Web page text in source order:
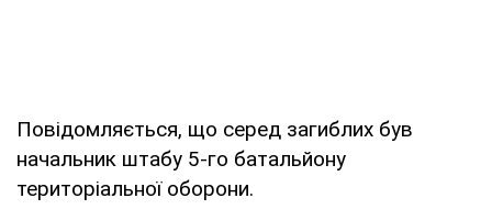
Повідомляється, що серед загиблих був
начальник штабу 5-го батальйону
територіальної оборони.